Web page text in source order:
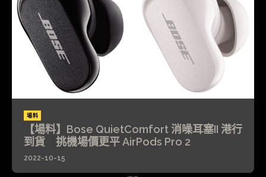
場料
【場料】Bose QuietComfort 消噪耳塞II 港行
到貨 挑機場價更平 AirPods Pro 2
2022-10-15